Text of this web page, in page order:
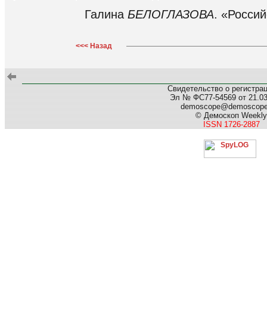
Галина БЕЛОГЛАЗОВА.
<<< Назад
Свидетельство о
Эл № ФС77-54569 от
© Демоскоп Weekly
ISSN 1726-2887